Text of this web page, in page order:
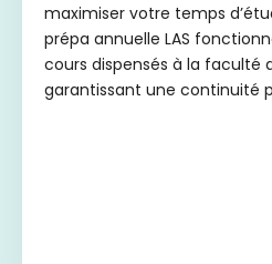
maximiser votre temps
prépa annuelle LAS
cours dispensés à la faculté
garantissant une continuité